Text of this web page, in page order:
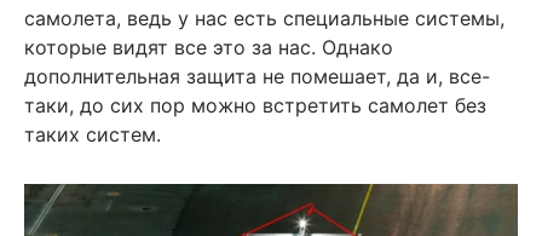
самолета, ведь у нас есть специальные системы,
которые видят все это за нас. Однако
дополнительная защита не помешает, да и, все-
таки, до сих пор можно встретить самолет без
таких систем.